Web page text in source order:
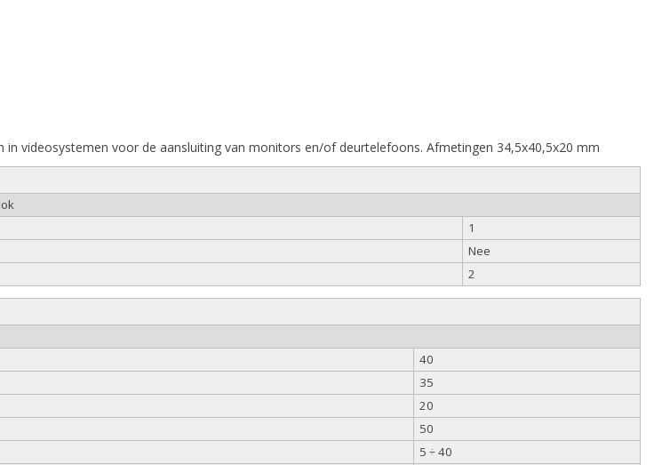
in videosystemen voor de aansluiting van monitors en/of deurtelefoons. Afmetingen 34,5x40,5x20 mm
1
Nee
2
40
35
20
50
5 ÷ 40